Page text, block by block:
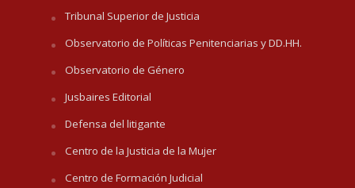
Tribunal Superior de Justicia
Observatorio de Políticas Penitenciarias y DD.HH.
Observatorio de Género
Jusbaires Editorial
Defensa del litigante
Centro de la Justicia de la Mujer
Centro de Formación Judicial